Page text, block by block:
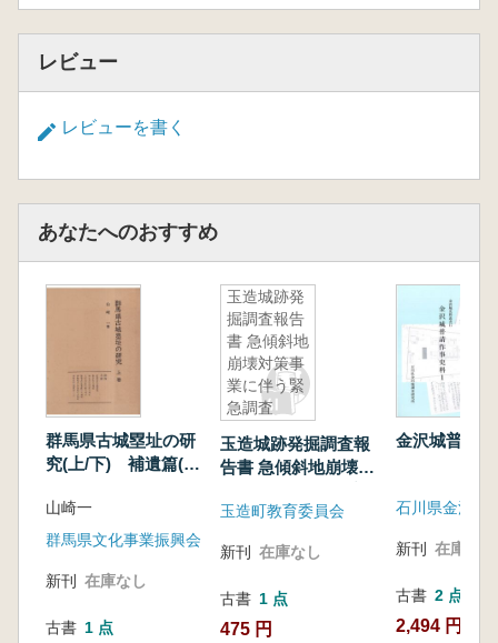
レビュー
レビューを書く
あなたへのおすすめ
群馬県古城塁址の研
究(上/下) 補遺篇(上/
山崎一
群馬県文化事業振興会
新刊 在庫なし
古書 1 点
玉造城跡発
掘調査報告
書 急傾斜地
崩壊対策事
業に伴う緊
急調査
玉造城跡発掘調査報
告書 急傾斜地崩壊対
査
玉造町教育委員会
新刊 在庫なし
古書 1 点
475 円
金沢城普請
新刊 在庫なし
古書 2 点
2,494 円~